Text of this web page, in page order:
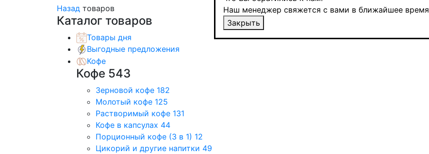
Наш менеджер свяжется с вами в ближайшее время
Закрыть
Назад товаров
Каталог товаров
Товары дня
Выгодные предложения
Кофе
Кофе 543
Зерновой кофе 182
Молотый кофе 125
Растворимый кофе 131
Кофе в капсулах 44
Порционный кофе (3 в 1) 12
Цикорий и другие напитки 49